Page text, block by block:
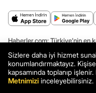
Haberler.com: Türkiye’nin en
Haber: Beşir Derneği
Sizlere daha iyi hizmet
konumlandırmaktayız.
kapsamında toplanıp
Metnimizi inceleyebilirsiniz.